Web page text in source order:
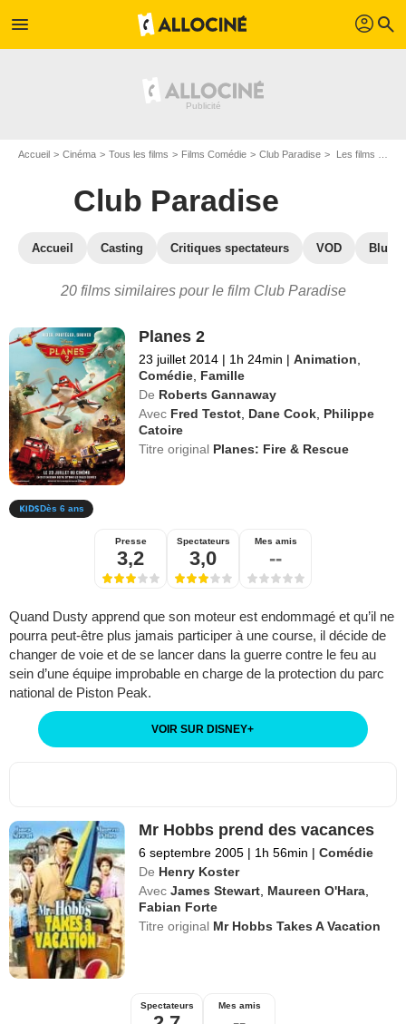
menu profil search
Accueil Cinéma Tous les films Films Comédie Club Paradise Les films similaires à "Club Paradise"
Club Paradise
Accueil Casting Critiques spectateurs VOD Blu-
20 films similaires pour le film Club Paradise
Planes 2
23 juillet 2014 | 1h 24min | Animation
Comédie Famille
De Roberts Gannaway
Avec Fred Testot Dane Cook Philippe
Catoire
Titre original Planes: Fire & Rescue
Dès 6 ans
Presse
3,2
Spectateurs
3,0
Mes amis
--
Quand Dusty apprend que son moteur est endommagé et qu’il ne
pourra peut-être plus jamais participer à une course, il décide de
changer de voie et de se lancer dans la guerre contre le feu au
sein d’une équipe improbable en charge de la protection du parc
national de Piston Peak.
VOIR SUR DISNEY+
Mr Hobbs prend des vacances
6 septembre 2005 | 1h 56min | Comédie
De Henry Koster
Avec James Stewart Maureen O'Hara
Fabian Forte
Titre original Mr Hobbs Takes A Vacation
Spectateurs Mes amis